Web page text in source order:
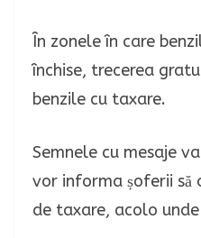
În zonele în care
închise, trecerea
benzile cu taxare.
Semnele cu mesaje
vor informa șoferii să
de taxare, acolo